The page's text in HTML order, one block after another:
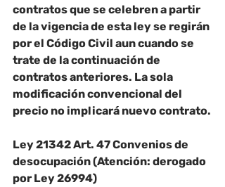
contratos que se celebren a partir
de la vigencia de esta ley se regirán
por el Código Civil aun cuando se
trate de la continuación de
contratos anteriores. La sola
modificación convencional del
precio no implicará nuevo contrato.
Ley 21342 Art. 47 Convenios de
desocupación (Atención: derogado
por Ley 26994)